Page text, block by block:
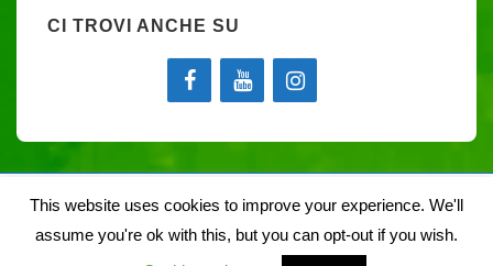
CI TROVI ANCHE SU
Copyright © 2026Noiegaia | Sviluppato daTema responsive
This website uses cookies to improve your experience. We'll
assume you're ok with this, but you can opt-out if you wish.